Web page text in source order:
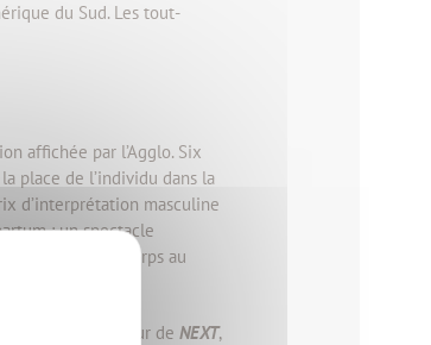
du Sud. Les tout-
affichée par l’Agglo. Six
place de l’individu dans la
d’interprétation masculine
: un spectacle
donnent corps au
est au cœur de NEXT,